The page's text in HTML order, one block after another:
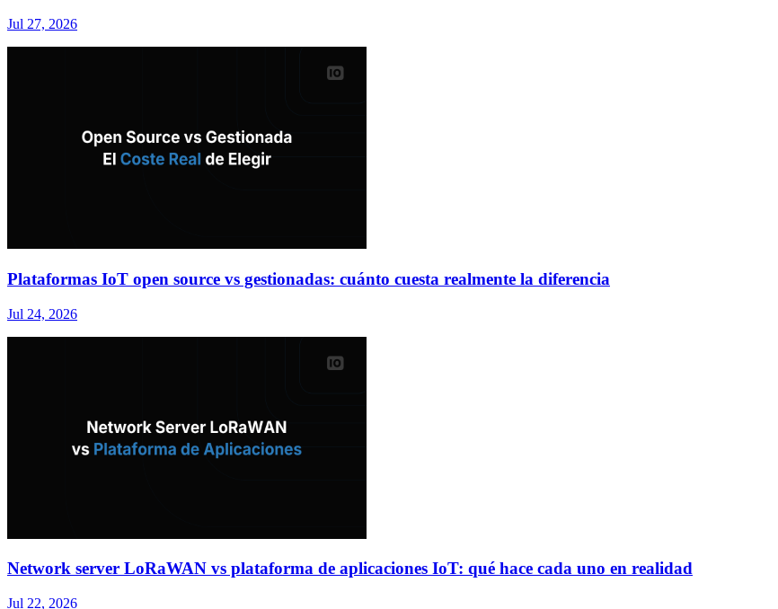
Jul 27, 2026
Plataformas IoT open source vs gestionadas: cuánto cuesta realmente la diferencia
Jul 24, 2026
Network server LoRaWAN vs plataforma de aplicaciones IoT: qué hace cada uno en realidad
Jul 22, 2026